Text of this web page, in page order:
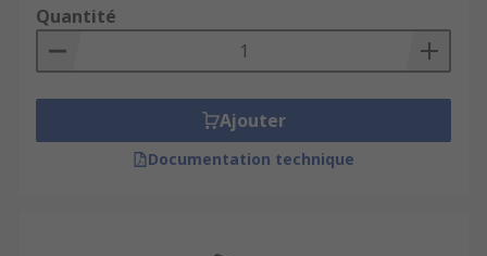
Quantité
Ajouter
Documentation technique